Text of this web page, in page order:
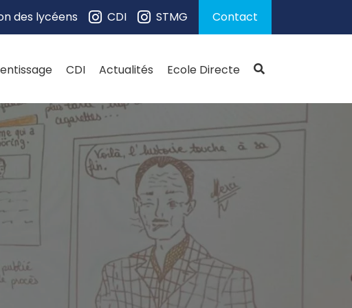
des lycéens CDI STMG Contact
CDI Actualités Ecole Directe